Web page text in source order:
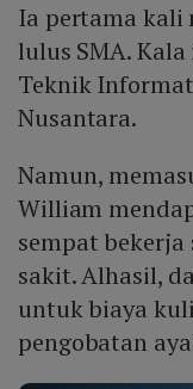
Ia pertama kali
lulus SMA.
Teknik
Nusantara.
Namun,
William
sempat
sakit. Alhasil,
untuk biaya
pengobatan